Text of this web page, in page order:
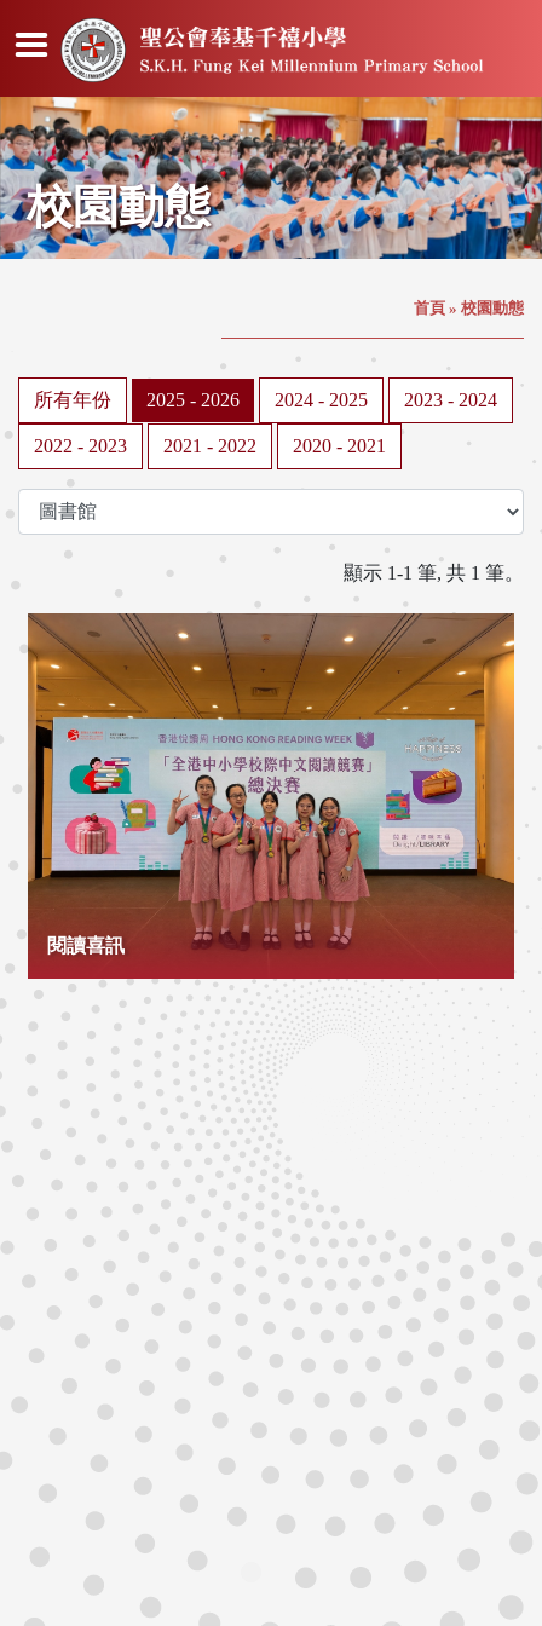
校園動態
首頁 » 校園動態
所有年份 2025 - 2026 2024 - 2025 2023 - 2024
2022 - 2023 2021 - 2022 2020 - 2021
顯示 1-1 筆, 共 1 筆。
閱讀喜訊